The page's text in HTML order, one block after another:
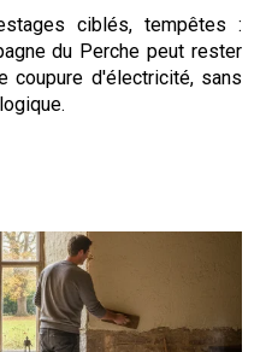
ciblés, tempêtes :
du Perche peut rester
coupure d'électricité, sans